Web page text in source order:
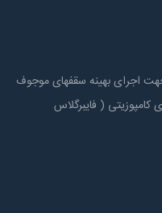
اجرای بهینه سقفهای موجوف
کامپوزیتی ( فایبرگلاس